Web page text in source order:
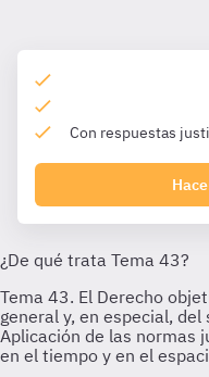
Con respuestas